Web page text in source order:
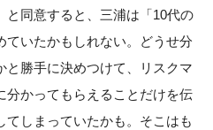
と同意すると、三浦は「10代の
ていたかもしれない。どうせ分
と勝手に決めつけて、リスクマ
分かってもらえることだけを伝
てしまっていたかも。そこはも